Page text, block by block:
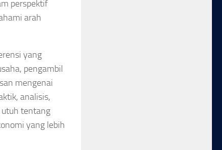
perspektif
arah
yang
pengambil
mengenai
analisis,
utuh tentang
yang lebih